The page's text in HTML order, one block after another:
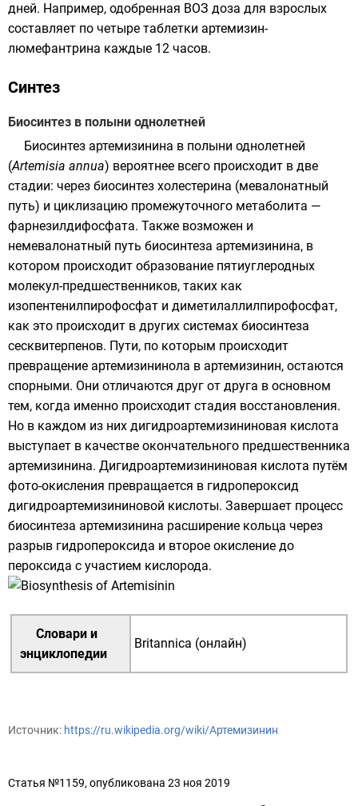
дней. Например, одобренная ВОЗ доза для взрослых
составляет по четыре таблетки артемизин-
люмефантрина каждые 12 часов.
Синтез
Биосинтез в полыни однолетней
Биосинтез артемизинина в полыни однолетней
(Artemisia annua) вероятнее всего происходит в две
стадии: через биосинтез холестерина (мевалонатный
путь) и циклизацию промежуточного метаболита —
фарнезилдифосфата. Также возможен и
немевалонатный путь биосинтеза артемизинина, в
котором происходит образование пятиуглеродных
молекул-предшественников, таких как
изопентенилпирофосфат и диметилаллилпирофосфат,
как это происходит в других системах биосинтеза
сесквитерпенов. Пути, по которым происходит
превращение артемизининола в артемизинин, остаются
спорными. Они отличаются друг от друга в основном
тем, когда именно происходит стадия восстановления.
Но в каждом из них дигидроартемизининовая кислота
выступает в качестве окончательного предшественника
артемизинина. Дигидроартемизининовая кислота путём
фото-окисления превращается в гидропероксид
дигидроартемизининовой кислоты. Завершает процесс
биосинтеза артемизинина расширение кольца через
разрыв гидропероксида и второе окисление до
пероксида с участием кислорода.
Словари и
энциклопедии
Britannica (онлайн)
Источник: https://ru.wikipedia.org/wiki/Артемизинин
Статья №1159, опубликована 23 ноя 2019